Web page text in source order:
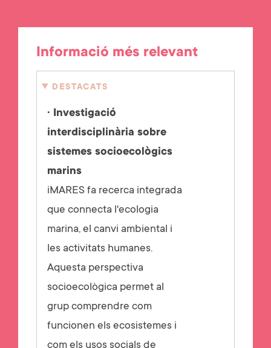
Informació més relevant
DESTACATS
· Investigació
interdisciplinària sobre
sistemes socioecològics
marins
iMARES fa recerca integrada
que connecta l'ecologia
marina, el canvi ambiental i
les activitats humanes.
Aquesta perspectiva
socioecològica permet al
grup comprendre com
funcionen els ecosistemes i